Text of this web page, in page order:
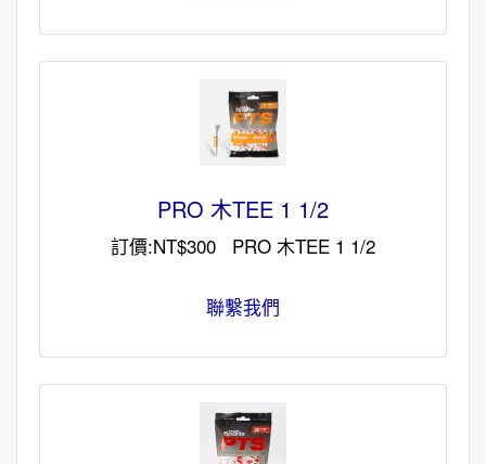
PRO 木TEE 1 1/2
訂價:NT$300 PRO 木TEE 1 1/2
聯繫我們